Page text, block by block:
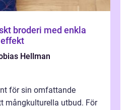
Hellman
för sin omfattande
mångkulturella utbud. För